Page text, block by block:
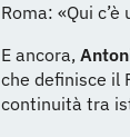
Roma: «Qui
E ancora,
che definisce il
continuità tra